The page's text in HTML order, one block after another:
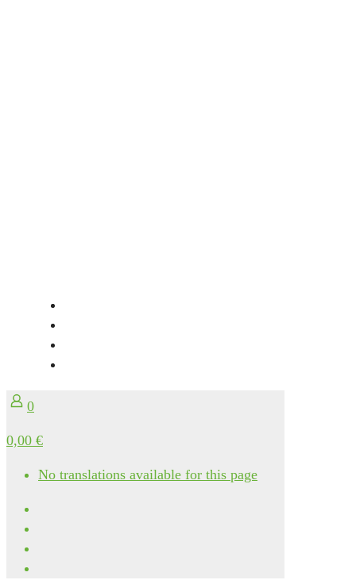
0
0,00 €
No translations available for this page